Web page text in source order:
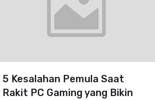
5 Kesalahan Pemula Saat
Rakit PC Gaming yang Bikin